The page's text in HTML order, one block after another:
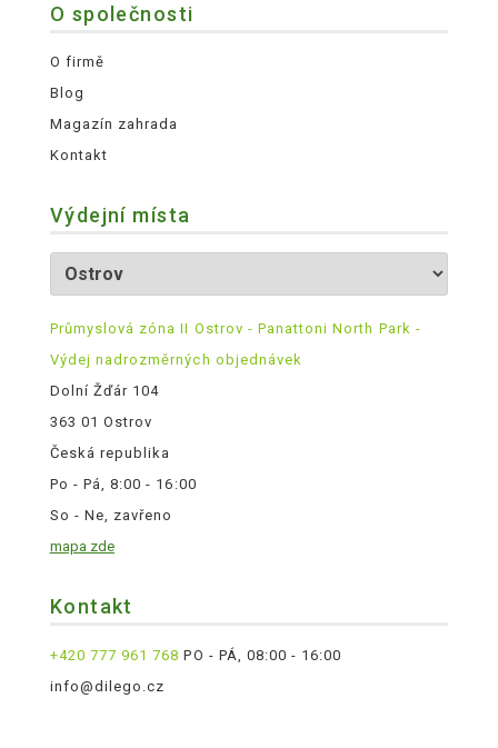
O společnosti
O firmě
Blog
Magazín zahrada
Kontakt
Výdejní místa
Průmyslová zóna II Ostrov - Panattoni North Park -
Výdej nadrozměrných objednávek
Dolní Žďár 104
363 01 Ostrov
Česká republika
Po - Pá, 8:00 - 16:00
So - Ne, zavřeno
mapa zde
Kontakt
+420 777 961 768 PO - PÁ, 08:00 - 16:00
info@dilego.cz